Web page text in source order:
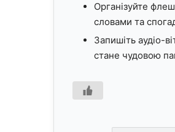
Організуйте
словами та
Запишіть аудіо-
стане чудовою